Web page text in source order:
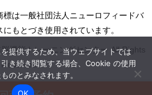
は一般社団法人ニューロフィードバ
もとづき使用されています。
機能トレーニングセンター All Rights
Reserved.
提供するため、当ウェブサイトでは
き続き閲覧する場合、Cookie の使用
のとみなされます。
OK